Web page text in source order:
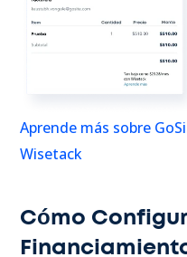
Aprende más sobre
Wisetack
Cómo